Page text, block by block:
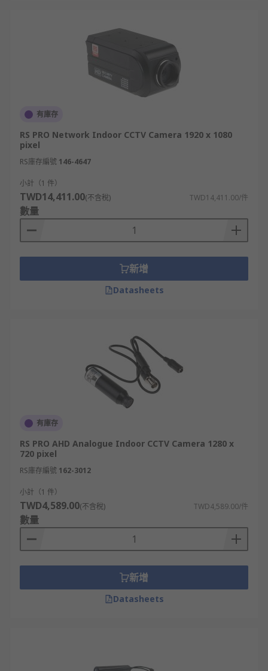
有庫存
RS PRO Network Indoor CCTV Camera 1920 x 1080
pixel
RS庫存編號 146-4647
小計（1 件）
TWD14,411.00(不含稅) TWD14,411.00/件
數量
新增
Datasheets
有庫存
RS PRO AHD Analogue Indoor CCTV Camera 1280 x
720 pixel
RS庫存編號 162-3012
小計（1 件）
TWD4,589.00(不含稅) TWD4,589.00/件
數量
新增
Datasheets